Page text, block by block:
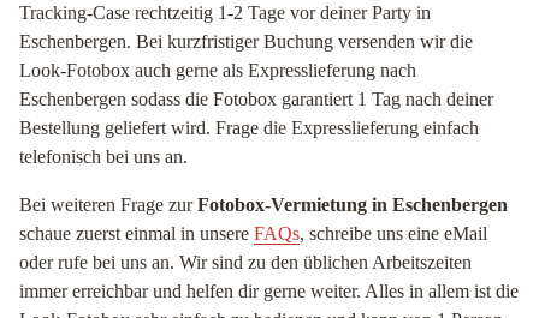
Tracking-Case rechtzeitig 1-2 Tage vor deiner Party in
Eschenbergen. Bei kurzfristiger Buchung versenden wir die
Look-Fotobox auch gerne als Expresslieferung nach
Eschenbergen sodass die Fotobox garantiert 1 Tag nach deiner
Bestellung geliefert wird. Frage die Expresslieferung einfach
telefonisch bei uns an.
Bei weiteren Frage zurFotobox-Vermietung in Eschenbergen
schaue zuerst einmal in unsere FAQs, schreibe uns eine eMail
oder rufe bei uns an. Wir sind zu den üblichen Arbeitszeiten
immer erreichbar und helfen dir gerne weiter. Alles in allem ist die